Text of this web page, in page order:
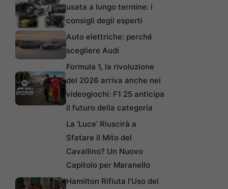
usata a lungo termine: i
consigli degli esperti
Auto elettriche: perché
scegliere Audi
Formula 1, la rivoluzione
del 2026 arriva anche nei
videogiochi: F1 25 anticipa
il futuro della categoria
La ‘Luce’ Riuscirà a
Sfatare il Mito del
Cavallino? Un Nuovo
Capitolo per Maranello
Hamilton Rifiuta l’Uso del